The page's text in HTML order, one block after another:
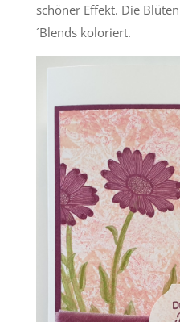
schöner Effekt. Die
´Blends koloriert.